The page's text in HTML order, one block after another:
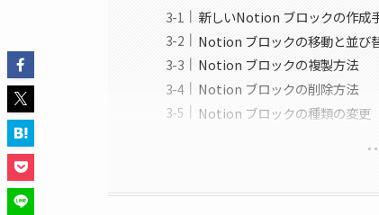
新しいNotion ブロックの作成
Notion ブロックの移動と並び
Notion ブロックの複製方法
Notion ブロックの削除方法
Notion ブロックの種類の変更